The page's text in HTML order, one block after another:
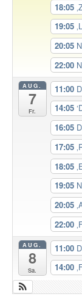
18:05
19:05
20:05
22:00
AUG.
7
Fr.
11:00
14:05
16:05
17:05
18:05
19:05
20:05
22:00
AUG.
8
Sa.
11:00
14:00